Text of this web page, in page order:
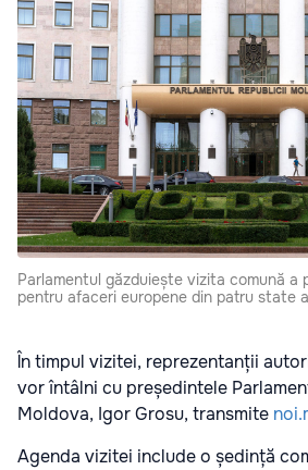
Parlamentul găzduiește vizita comună a
pentru afaceri europene din patru state
În timpul vizitei, reprezentanții
vor întâlni cu președintele
Moldova, Igor Grosu, transmite
Agenda vizitei include o ședință